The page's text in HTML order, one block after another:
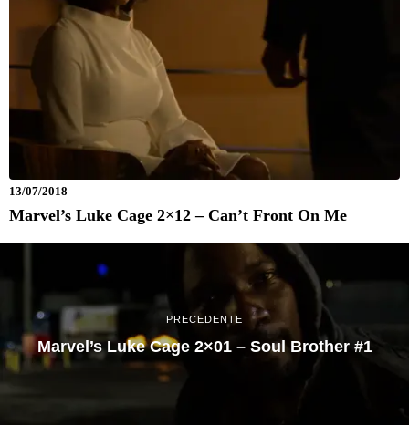
13/07/2018
Marvel’s Luke Cage 2×12 – Can’t Front On Me
PRECEDENTE
Marvel’s Luke Cage 2×01 – Soul Brother #1